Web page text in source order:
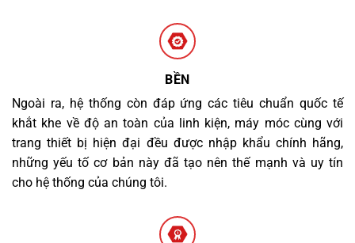
BỀN
Ngoài ra, hệ thống còn đáp ứng các tiêu chuẩn quốc tế
khắt khe về độ an toàn của linh kiện, máy móc cùng với
trang thiết bị hiện đại đều được nhập khẩu chính hãng,
những yếu tố cơ bản này đã tạo nên thế mạnh và uy tín
cho hệ thống của chúng tôi.